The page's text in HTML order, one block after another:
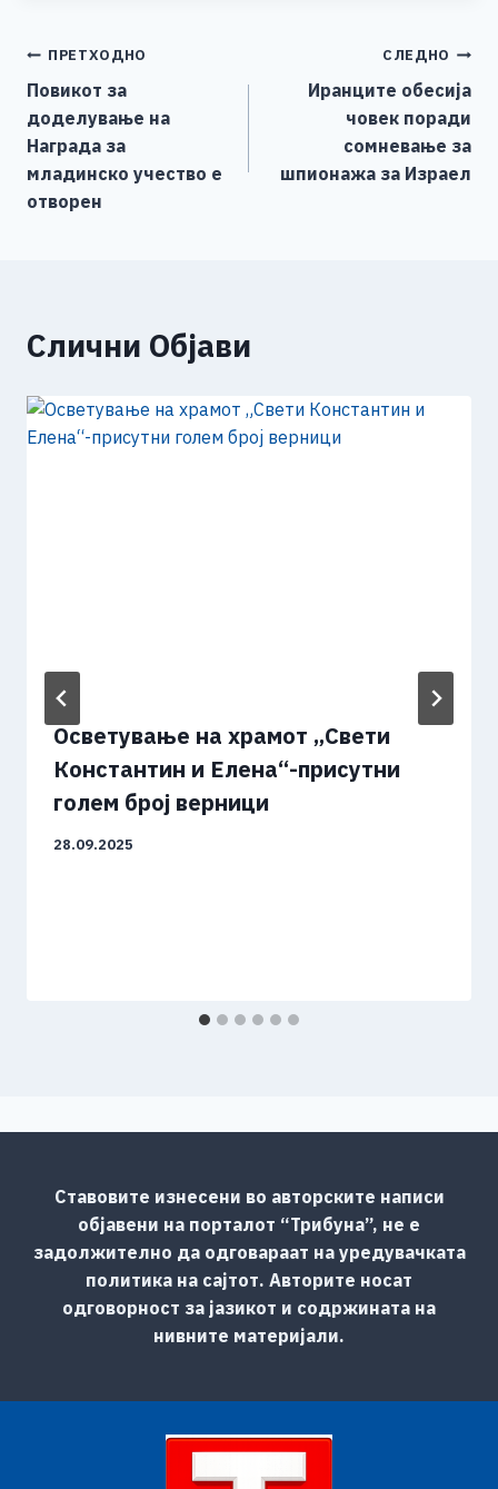
b
o
o
k
n
g
er
Li
n
k
Навигација
на
напис
ПРЕТХОДНО
Повикот за
доделување на
Награда за
младинско учество е
отворен
СЛЕДНО
Иранците обесија
човек поради
сомневање за
шпионажа за Израел
Слични Објави
Осветување на храмот „Свети
Константин и Елена“-присутни
голем број верници
28.09.2025
Ставовите изнесени во авторските написи
објавени на порталот “Трибуна”, не е
задолжително да одговараат на уредувачката
политика на сајтот. Авторите носат
одговорност за јазикот и содржината на
нивните материјали.